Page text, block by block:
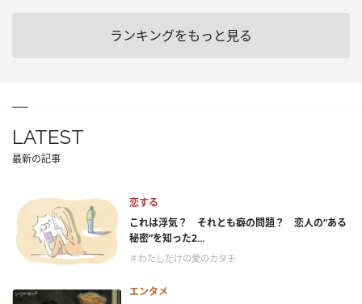
ランキングをもっと見る
LATEST
最新の記事
恋する
これは浮気？ それとも癖の問題？ 恋人の“ある
秘密”を知った2...
＃わたしだけの愛のカタチ
エンタメ